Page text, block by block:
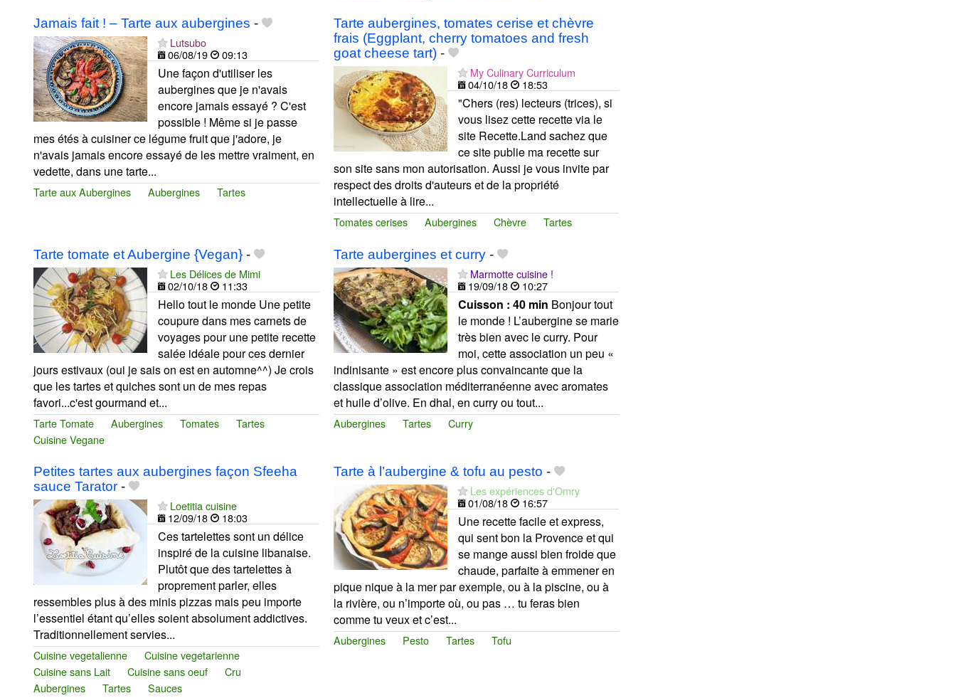
Jamais fait ! – Tarte aux aubergines -
Lutsubo
06/08/19
09:13
Une façon d'utiliser les
aubergines que je n'avais
encore jamais essayé ? C'est
possible ! Même si je passe
mes étés à cuisiner ce légume fruit que j'adore, je
n'avais jamais encore essayé de les mettre vraiment, en
vedette, dans une tarte...
Tarte aux Aubergines Aubergines Tartes
Tarte aubergines, tomates cerise et chèvre
frais (Eggplant, cherry tomatoes and fresh
goat cheese tart)-
My Culinary Curriculum
04/10/18
18:53
"Chers (res) lecteurs (trices), si
vous lisez cette recette via le
site Recette.Land sachez que
ce site publie ma recette sur
son site sans mon autorisation. Aussi je vous invite par
respect des droits d'auteurs et de la propriété
intellectuelle à lire...
Tomates cerises Aubergines Chèvre Tartes
Tarte tomate et Aubergine {Vegan} -
Les Délices de Mimi
02/10/18
11:33
Hello tout le monde Une petite
coupure dans mes carnets de
voyages pour une petite recette
salée idéale pour ces dernier
jours estivaux (oui je sais on est en automne^^) Je crois
que les tartes et quiches sont un de mes repas
favori...c'est gourmand et...
Tarte Tomate Aubergines Tomates
Tartes
Cuisine Vegane
Tarte aubergines et curry-
Marmotte cuisine !
19/09/18
10:27
Cuisson : 40 min Bonjour tout
le monde ! L’aubergine se marie
très bien avec le curry. Pour
moi, cette association un peu «
indinisante » est encore plus convaincante que la
classique association méditerranéenne avec aromates
et huile d’olive. En dhal, en curry ou tout...
Aubergines Tartes Curry
Petites tartes aux aubergines façon Sfeeha
sauce Tarator -
Loetitia cuisine
12/09/18
18:03
Ces tartelettes sont un délice
inspiré de la cuisine libanaise.
Plutôt que des tartelettes à
proprement parler, elles
ressembles plus à des minis pizzas mais peu importe
l’essentiel étant qu’elles soient absolument addictives.
Traditionnellement servies...
Cuisine vegetalienne
Cuisine vegetarienne
Cuisine sans Lait
Cuisine sans oeuf
Cru
Aubergines
Tartes Sauces
Tarte à l’aubergine & tofu au pesto -
Les expériences d'Omry
01/08/18
16:57
Une recette facile et express,
qui sent bon la Provence et qui
se mange aussi bien froide que
chaude, parfaite à emmener en
pique nique à la mer par exemple, ou à la piscine, ou à
la rivière, ou n’importe où, ou pas … tu feras bien
comme tu veux et c’est...
Aubergines Pesto Tartes Tofu